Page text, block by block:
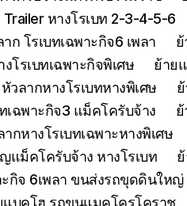
หางโรเบท 2-3-4-5-6
โรเบทเฉพาะกิจ6 เพลา
โรเบทเฉพาะกิจพิเศษ
ย้าย
ลากหางโรเบทหางพิเศษ
เฉพาะกิจ3 แม็คโครับจ้าง
หางโรเบทเฉพาะหางพิเศษ
แม็คโครับจ้าง หางโรเบท
ะกิจ 6เพลา ขนส่งรถขุดดินใหญ่
บคโฮ รถขนแมคโครโคราช